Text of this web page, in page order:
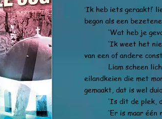
‘Ik heb iets geraakt!’
begon als een
‘Wat heb je
‘Ik weet het niet
van een of andere
Liam scheen licht
eilandkeien die met
gemaakt, dat is wel
‘Is dit de plek,
‘Er is maar één